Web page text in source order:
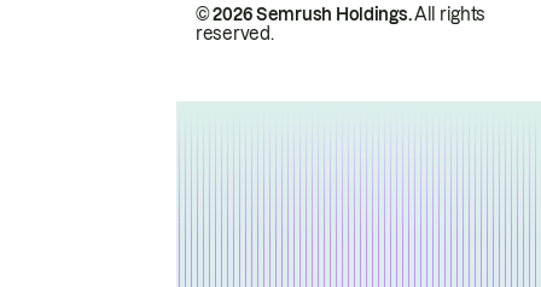
© 2026 Semrush Holdings.All rights
reserved.